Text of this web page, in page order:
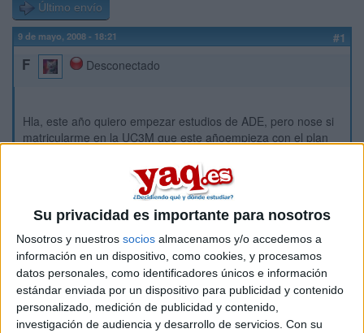
Su privacidad es importante para nosotros
Nosotros y nuestros socios almacenamos y/o accedemos a
información en un dispositivo, como cookies, y procesamos
datos personales, como identificadores únicos e información
estándar enviada por un dispositivo para publicidad y contenido
personalizado, medición de publicidad y contenido,
investigación de audiencia y desarrollo de servicios. Con su
Último envío
9 de mayo, 2008 - 18:21 #1
F Desconectado
Hla, este año quiero empezar estudios de ADE, pero nose si
matricularme en la UC3M que este añoempieza con el plan
el plan antiguo, ya que todavía piensa implantarlo en el
10????????????????????????
Otra cosa, actualmente estoy estudiando ing. informática,
pero me he dado cuenta que no me gusta nadaaaaaaaaa,
estoy estudiando en la UAM, quisiera saber tb, cuándo es
que debería informar a la universidad que abandono los
estudios y quisiera que empezarán con el translado de mi
expediente??, tndría que comunicarles después de que me
llegue la carta de la otra univ.????. (en caso d que me
decidiera tener como primera opción entrar a la UC3M)